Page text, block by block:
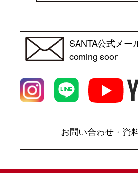
SANTA公式メー
coming soon
お問い合わせ・資